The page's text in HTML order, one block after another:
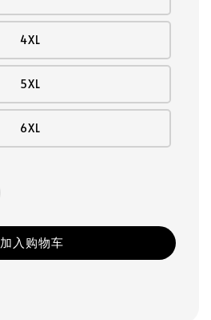
4XL
5XL
6XL
加入购物车